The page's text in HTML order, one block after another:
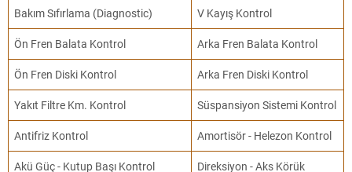
Bakım Sıfırlama (Diagnostic) V Kayış Kontrol
Ön Fren Balata Kontrol Arka Fren Balata Kontrol
Ön Fren Diski Kontrol Arka Fren Diski Kontrol
Yakıt Filtre Km. Kontrol Süspansiyon Sistemi Kontrol
Antifriz Kontrol Amortisör - Helezon Kontrol
Akü Güç - Kutup Başı Kontrol
Direksiyon - Aks Körük